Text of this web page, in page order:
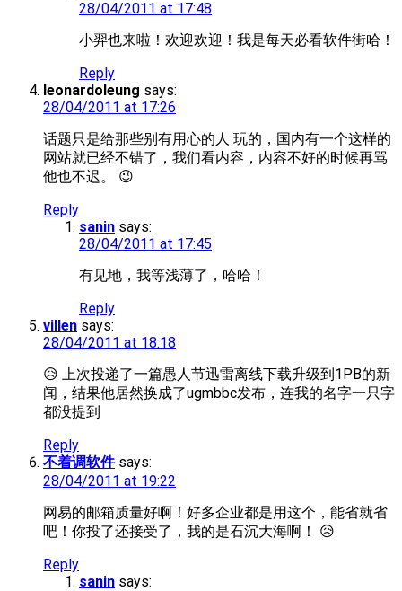
28/04/2011 at 17:48
小羿也来啦！欢迎欢迎！我是每天必看软件街哈！
Reply
leonardoleung says:
28/04/2011 at 17:26
话题只是给那些别有用心的人 玩的，国内有一个这样的
网站就已经不错了，我们看内容，内容不好的时候再骂
他也不迟。 😉
Reply
sanin says:
28/04/2011 at 17:45
有见地，我等浅薄了，哈哈！
Reply
villen says:
28/04/2011 at 18:18
😥 上次投递了一篇愚人节迅雷离线下载升级到1PB的新
闻，结果他居然换成了ugmbbc发布，连我的名字一只字
都没提到
Reply
不着调软件 says:
28/04/2011 at 19:22
网易的邮箱质量好啊！好多企业都是用这个，能省就省
吧！你投了还接受了，我的是石沉大海啊！ 😥
Reply
sanin says: